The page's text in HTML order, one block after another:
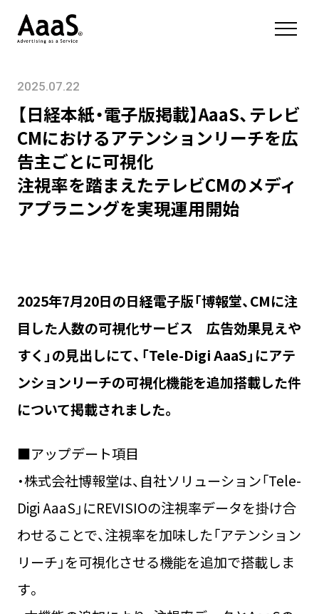
2025.07.22
【日経本紙・電子版掲載】AaaS、テレビ
CMにおけるアテンションリーチを広
告主ごとに可視化
注視率を踏まえたテレビCMのメディ
アプラニングを実現運用開始
2025年7月20日の日経電子版「博報堂、CMに注
目した人数の可視化サービス 広告効果見えや
すく」の見出しにて、「Tele-Digi AaaS」にアテ
ンションリーチの可視化機能を追加搭載した件
について掲載されました。
■アップデート項目
・株式会社博報堂は、自社ソリューション「Tele-
Digi AaaS」にREVISIOの注視率データを掛け合
わせることで、注視率を加味した「アテンション
リーチ」を可視化させる機能を追加で搭載しま
す。